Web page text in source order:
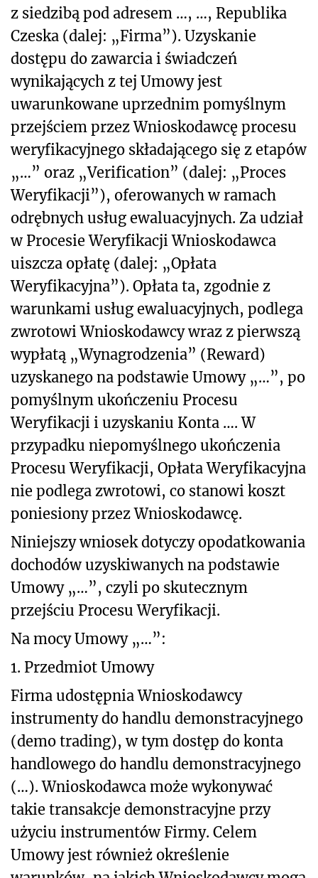
z siedzibą pod adresem …, …, Republika
Czeska (dalej: „Firma”). Uzyskanie
dostępu do zawarcia i świadczeń
wynikających z tej Umowy jest
uwarunkowane uprzednim pomyślnym
przejściem przez Wnioskodawcę procesu
weryfikacyjnego składającego się z etapów
„…” oraz „Verification” (dalej: „Proces
Weryfikacji”), oferowanych w ramach
odrębnych usług ewaluacyjnych. Za udział
w Procesie Weryfikacji Wnioskodawca
uiszcza opłatę (dalej: „Opłata
Weryfikacyjna”). Opłata ta, zgodnie z
warunkami usług ewaluacyjnych, podlega
zwrotowi Wnioskodawcy wraz z pierwszą
wypłatą „Wynagrodzenia” (Reward)
uzyskanego na podstawie Umowy „…”, po
pomyślnym ukończeniu Procesu
Weryfikacji i uzyskaniu Konta …. W
przypadku niepomyślnego ukończenia
Procesu Weryfikacji, Opłata Weryfikacyjna
nie podlega zwrotowi, co stanowi koszt
poniesiony przez Wnioskodawcę.
Niniejszy wniosek dotyczy opodatkowania
dochodów uzyskiwanych na podstawie
Umowy „…”, czyli po skutecznym
przejściu Procesu Weryfikacji.
Na mocy Umowy „…”:
1. Przedmiot Umowy
Firma udostępnia Wnioskodawcy
instrumenty do handlu demonstracyjnego
(demo trading), w tym dostęp do konta
handlowego do handlu demonstracyjnego
(…). Wnioskodawca może wykonywać
takie transakcje demonstracyjne przy
użyciu instrumentów Firmy. Celem
Umowy jest również określenie